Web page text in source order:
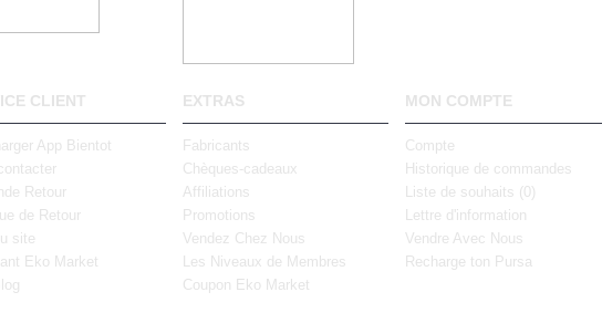
CLIENT
App Bientot
Retour
de Retour
site
Eko Market
EXTRAS
Fabricants
Chèques-cadeaux
Affiliations
Promotions
Vendez Chez Nous
Les Niveaux de Membres
Coupon Eko Market
MON COMPTE
Compte
Historique de commandes
Liste de souhaits ( 0 )
Lettre d'information
Vendre Avec Nous
Recharge ton Pursa